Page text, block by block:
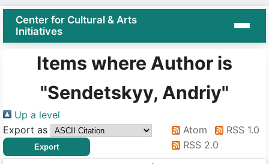
Center for Cultural & Arts
Initiatives
Items where Author is
"Sendetskyy, Andriy"
Up a level
Export as
Atom
RSS 1.0
RSS 2.0